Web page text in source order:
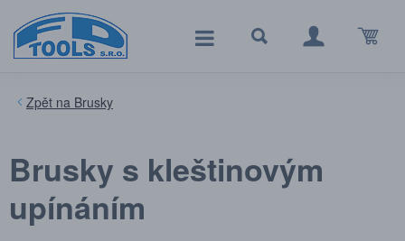
Brusky
Brusky s kleštinovým
upínáním